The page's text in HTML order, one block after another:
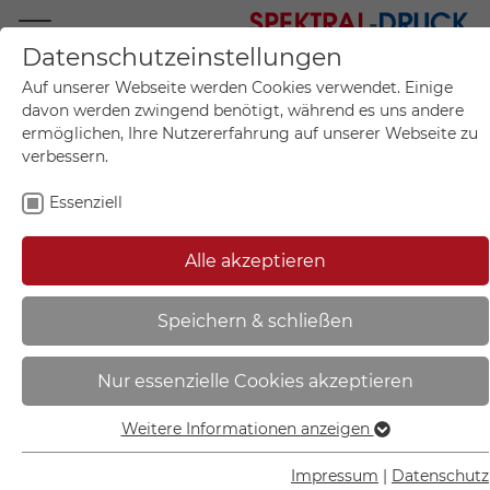
Mo.-Fr. 09:00-17:00
+49 (0)711 55 75 25
Mein Konto
Mein Warenkorb
Sie sind hier: Start
Erste-Hilfe-Schild - Winkel -
langnachleuchtend | Erste Hilfe -
Datenschutzeinstellungen
Auf unserer Webseite werden Cookies verwendet. Einige
davon werden zwingend benötigt, während es uns andere
ermöglichen, Ihre Nutzererfahrung auf unserer Webseite zu
verbessern.
Essenziell
Alle akzeptieren
Speichern & schließen
Nur essenzielle Cookies akzeptieren
Essenziell
Essenzielle Cookies werden für grundlegende Funktionen
Weitere Informationen anzeigen
Impressum Datenschutz